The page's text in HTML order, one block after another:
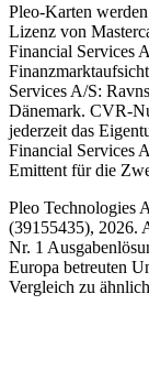
Pleo-Karten
Lizenz von
Financial Services
Services A/S:
Dänemark. CVR-
jederzeit das
Financial Services
Emittent für die
Pleo Technologies
(39155435), 2026.
Nr. 1
Europa betreuten
Vergleich zu